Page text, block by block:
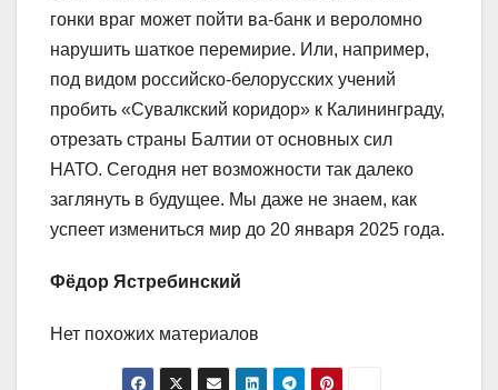
гонки враг может пойти ва-банк и вероломно
нарушить шаткое перемирие. Или, например,
под видом российско-белорусских учений
пробить «Сувалкский коридор» к Калининграду,
отрезать страны Балтии от основных сил
НАТО. Сегодня нет возможности так далеко
заглянуть в будущее. Мы даже не знаем, как
успеет измениться мир до 20 января 2025 года.
Фёдор Ястребинский
Нет похожих материалов